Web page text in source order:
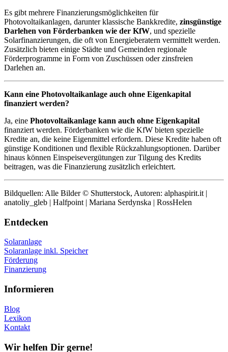
Es gibt mehrere Finanzierungsmöglichkeiten für
Photovoltaikanlagen, darunter klassische Bankkredite, zinsgünstige
Darlehen von Förderbanken wie der KfW, und spezielle
Solarfinanzierungen, die oft von Energieberatern vermittelt werden.
Zusätzlich bieten einige Städte und Gemeinden regionale
Förderprogramme in Form von Zuschüssen oder zinsfreien
Darlehen an.
Kann eine Photovoltaikanlage auch ohne Eigenkapital
finanziert werden?
Ja, eine Photovoltaikanlage kann auch ohne Eigenkapital
finanziert werden. Förderbanken wie die KfW bieten spezielle
Kredite an, die keine Eigenmittel erfordern. Diese Kredite haben oft
günstige Konditionen und flexible Rückzahlungsoptionen. Darüber
hinaus können Einspeisevergütungen zur Tilgung des Kredits
beitragen, was die Finanzierung zusätzlich erleichtert.
Bildquellen: Alle Bilder © Shutterstock, Autoren: alphaspirit.it |
anatoliy_gleb | Halfpoint | Mariana Serdynska | RossHelen
Entdecken
Solaranlage
Solaranlage inkl. Speicher
Förderung
Finanzierung
Informieren
Blog
Lexikon
Kontakt
Wir helfen Dir gerne!